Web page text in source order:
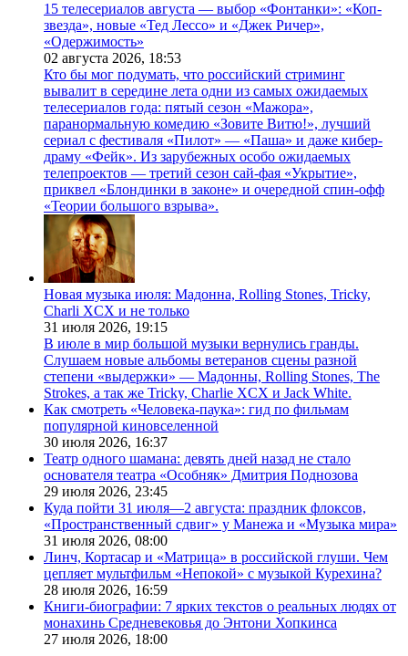
15 телесериалов августа — выбор «Фонтанки»: «Коп-
звезда», новые «Тед Лессо» и «Джек Ричер»,
«Одержимость»
02 августа 2026, 18:53
Кто бы мог подумать, что российский стриминг
вывалит в середине лета одни из самых ожидаемых
телесериалов года: пятый сезон «Мажора»,
паранормальную комедию «Зовите Витю!», лучший
сериал с фестиваля «Пилот» — «Паша» и даже кибер-
драму «Фейк». Из зарубежных особо ожидаемых
телепроектов — третий сезон сай-фая «Укрытие»,
приквел «Блондинки в законе» и очередной спин-офф
«Теории большого взрыва».
Новая музыка июля: Мадонна, Rolling Stones, Tricky,
Charli XCX и не только
31 июля 2026, 19:15
В июле в мир большой музыки вернулись гранды.
Слушаем новые альбомы ветеранов сцены разной
степени «выдержки» — Мадонны, Rolling Stones, The
Strokes, а так же Tricky, Charlie XCX и Jack White.
Как смотреть «Человека-паука»: гид по фильмам
популярной киновселенной
30 июля 2026, 16:37
Театр одного шамана: девять дней назад не стало
основателя театра «Особняк» Дмитрия Поднозова
29 июля 2026, 23:45
Куда пойти 31 июля—2 августа: праздник флоксов,
«Пространственный сдвиг» у Манежа и «Музыка мира»
31 июля 2026, 08:00
Линч, Кортасар и «Матрица» в российской глуши. Чем
цепляет мультфильм «Непокой» с музыкой Курехина?
28 июля 2026, 16:59
Книги-биографии: 7 ярких текстов о реальных людях от
монахинь Средневековья до Энтони Хопкинса
27 июля 2026, 18:00